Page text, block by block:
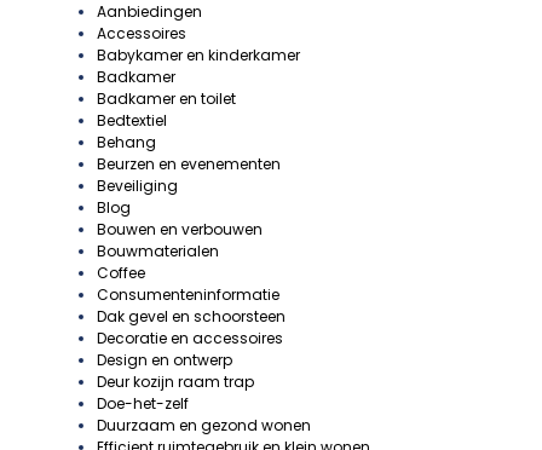
Aanbiedingen
Accessoires
Babykamer en kinderkamer
Badkamer
Badkamer en toilet
Bedtextiel
Behang
Beurzen en evenementen
Beveiliging
Blog
Bouwen en verbouwen
Bouwmaterialen
Coffee
Consumenteninformatie
Dak gevel en schoorsteen
Decoratie en accessoires
Design en ontwerp
Deur kozijn raam trap
Doe-het-zelf
Duurzaam en gezond wonen